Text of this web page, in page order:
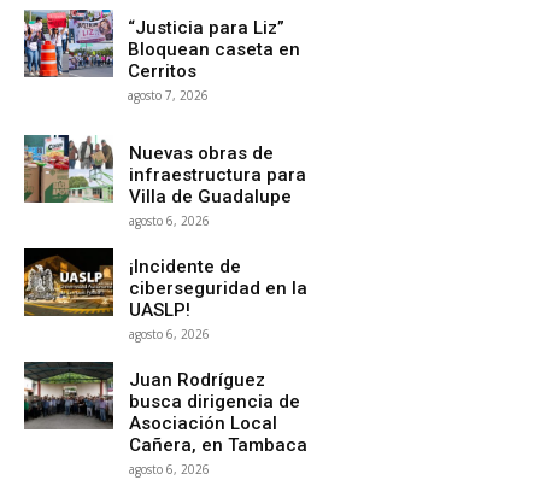
“Justicia para Liz”
Bloquean caseta en
Cerritos
agosto 7, 2026
Nuevas obras de
infraestructura para
Villa de Guadalupe
agosto 6, 2026
¡Incidente de
ciberseguridad en la
UASLP!
agosto 6, 2026
Juan Rodríguez
busca dirigencia de
Asociación Local
Cañera, en Tambaca
agosto 6, 2026